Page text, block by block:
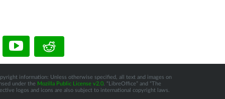
information: Unless otherwise specified, all text and images on
under the Mozilla Public License v2.0. “LibreOffice” and “The
logos and icons are also subject to international copyright laws.